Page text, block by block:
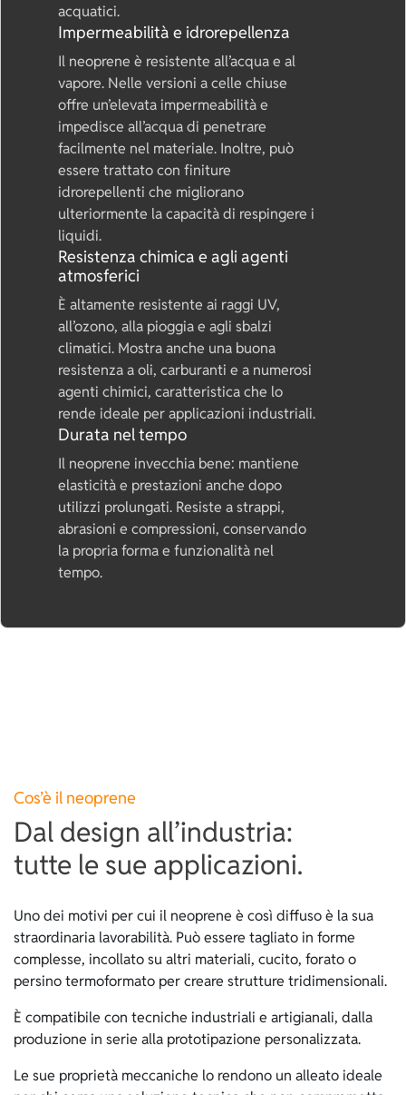
acquatici.
Impermeabilità e idrorepellenza
Il neoprene è resistente all’acqua e al
vapore. Nelle versioni a celle chiuse
offre un’elevata impermeabilità e
impedisce all’acqua di penetrare
facilmente nel materiale. Inoltre, può
essere trattato con finiture
idrorepellenti che migliorano
ulteriormente la capacità di respingere i
liquidi.
Resistenza chimica e agli agenti
atmosferici
È altamente resistente ai raggi UV,
all’ozono, alla pioggia e agli sbalzi
climatici. Mostra anche una buona
resistenza a oli, carburanti e a numerosi
agenti chimici, caratteristica che lo
rende ideale per applicazioni industriali.
Durata nel tempo
Il neoprene invecchia bene: mantiene
elasticità e prestazioni anche dopo
utilizzi prolungati. Resiste a strappi,
abrasioni e compressioni, conservando
la propria forma e funzionalità nel
tempo.
Cos’è il neoprene
Dal design all’industria:
tutte le sue applicazioni.
Uno dei motivi per cui il neoprene è così diffuso è la sua
straordinaria lavorabilità. Può essere tagliato in forme
complesse, incollato su altri materiali, cucito, forato o
persino termoformato per creare strutture tridimensionali.
È compatibile con tecniche industriali e artigianali, dalla
produzione in serie alla prototipazione personalizzata.
Le sue proprietà meccaniche lo rendono un alleato ideale